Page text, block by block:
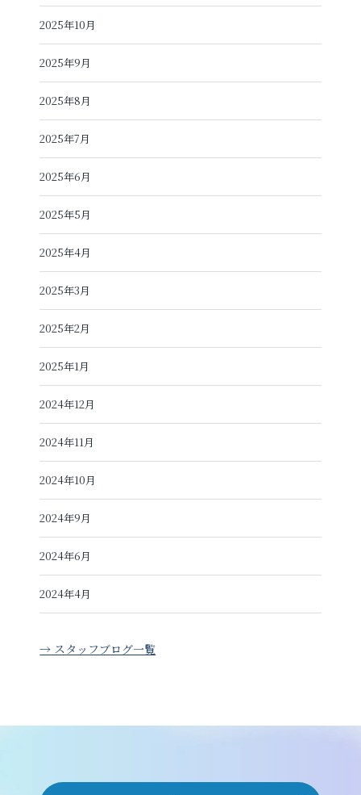
2025年10月
2025年9月
2025年8月
2025年7月
2025年6月
2025年5月
2025年4月
2025年3月
2025年2月
2025年1月
2024年12月
2024年11月
2024年10月
2024年9月
2024年6月
2024年4月
→ スタッフブログ一覧